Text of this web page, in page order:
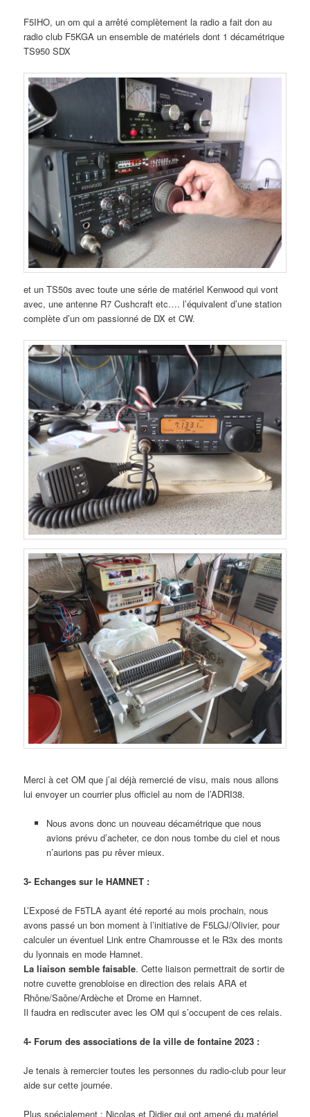
F5IHO, un om qui a arrêté complètement la radio a fait don au
radio club F5KGA un ensemble de matériels dont 1 décamétrique
TS950 SDX
et un TS50s avec toute une série de matériel Kenwood qui vont
avec, une antenne R7 Cushcraft etc…. l’équivalent d’une station
complète d’un om passionné de DX et CW.
Merci à cet OM que j’ai déjà remercié de visu, mais nous allons
lui envoyer un courrier plus officiel au nom de l’ADRI38.
Nous avons donc un nouveau décamétrique que nous
avions prévu d’acheter, ce don nous tombe du ciel et nous
n’aurions pas pu rêver mieux.
3- Echanges sur le HAMNET :
L’Exposé de F5TLA ayant été reporté au mois prochain, nous
avons passé un bon moment à l’initiative de F5LGJ/Olivier, pour
calculer un éventuel Link entre Chamrousse et le R3x des monts
du lyonnais en mode Hamnet.
La liaison semble faisable. Cette liaison permettrait de sortir de
notre cuvette grenobloise en direction des relais ARA et
Rhône/Saône/Ardèche et Drome en Hamnet.
Il faudra en rediscuter avec les OM qui s’occupent de ces relais.
4- Forum des associations de la ville de fontaine 2023 :
Je tenais à remercier toutes les personnes du radio-club pour leur
aide sur cette journée.
Plus spécialement : Nicolas et Didier qui ont amené du matériel